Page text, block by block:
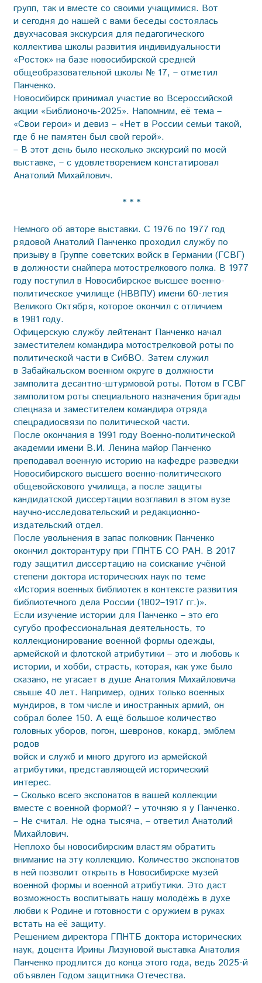
групп, так и вместе со своими учащимися. Вот
и сегодня до нашей с вами беседы состоялась
двухчасовая экскурсия для педагогического
коллектива школы развития индивидуальности
«Росток» на базе новосибирской средней
общеобразовательной школы № 17, – отметил
Панченко.
Новосибирск принимал участие во Всероссийской
акции «Библионочь-2025». Напомним, её тема –
«Свои герои» и девиз – «Нет в России семьи такой,
где б не памятен был свой герой».
– В этот день было несколько экскурсий по моей
выставке, – с удовлетворением констатировал
Анатолий Михайлович.
* * *
Немного об авторе выставки. С 1976 по 1977 год
рядовой Анатолий Панченко проходил службу по
призыву в Группе советских войск в Германии (ГСВГ)
в должности снайпера мотострелкового полка. В 1977
году поступил в Новосибирское высшее военно-
политическое училище (НВВПУ) имени 60-летия
Великого Октября, которое окончил с отличием
в 1981 году.
Офицерскую службу лейтенант Панченко начал
заместителем командира мотострелковой роты по
политической части в СибВО. Затем служил
в Забайкальском военном округе в должности
замполита десантно-штурмовой роты. Потом в ГСВГ
замполитом роты специального назначения бригады
спецназа и заместителем командира отряда
спецрадиосвязи по политической части.
После окончания в 1991 году Военно-политической
академии имени В.И. Ленина майор Панченко
преподавал военную историю на кафедре разведки
Новосибирского высшего военно-политического
общевойскового училища, а после защиты
кандидатской диссертации возглавил в этом вузе
научно-исследовательский и редакционно-
издательский отдел.
После увольнения в запас полковник Панченко
окончил докто­рантуру при ГПНТБ СО РАН. В 2017
году защитил диссертацию на соискание учёной
степени доктора исторических наук по теме
«История военных библиотек в контексте развития
библиотечного дела России (1802–1917 гг.)».
Если изучение истории для Панченко – это его
сугубо профессиональная деятельность, то
коллекционирование военной формы одежды,
армейской и флотской атрибутики – это и любовь к
истории, и хобби, страсть, которая, как уже было
сказано, не угасает в душе Анатолия Михайловича
свыше 40 лет. Например, одних только военных
мундиров, в том числе и иностранных армий, он
собрал более 150. А ещё большое количество
головных уборов, погон, шевронов, кокард, эмблем
родов
войск и служб и много другого из армейской
атрибутики, представляющей исторический
интерес.
– Сколько всего экспонатов в вашей коллекции
вместе с военной формой? – уточняю я у Панченко.
– Не считал. Не одна тысяча, – ответил Анатолий
Михайлович.
Неплохо бы новосибирским властям обратить
внимание на эту коллекцию. Количество экспонатов
в ней позволит открыть в Новосибирске музей
военной формы и военной атрибутики. Это даст
возможность воспитывать нашу молодёжь в духе
любви к Родине и готовности с оружием в руках
встать на её защиту.
Решением директора ГПНТБ доктора исторических
наук, доцента Ирины Лизуновой выставка Анатолия
Панченко продлится до конца этого года, ведь 2025-й
объявлен Годом защитника Отечества.